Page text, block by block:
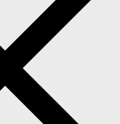
in Lüdenscheid
> Wir sind Lara &
seid auf der Suche
unsere absolute